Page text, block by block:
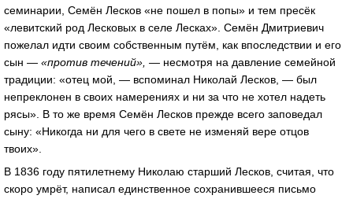
семинарии, Семён Лесков «не пошел в попы» и тем пресёк
«левитский род Лесковых в селе Лесках». Семён Дмитриевич
пожелал идти своим собственным путём, как впоследствии и его
сын — «против течений», — несмотря на давление семейной
традиции: «отец мой, — вспоминал Николай Лесков, — был
непреклонен в своих намерениях и ни за что не хотел надеть
рясы». В то же время Семён Лесков прежде всего заповедал
сыну: «Никогда ни для чего в свете не изменяй вере отцов
твоих».
В 1836 году пятилетнему Николаю старший Лесков, считая, что
скоро умрёт, написал единственное сохранившееся письмо